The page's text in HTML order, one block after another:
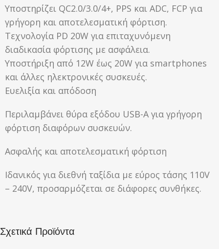
Υποστηρίζει QC2.0/3.0/4+, PPS και ADC, FCP για
γρήγορη και αποτελεσματική φόρτιση.
Τεχνολογία PD 20W για επιταχυνόμενη
διαδικασία φόρτισης με ασφάλεια.
Υποστήριξη από 12W έως 20W για smartphones
και άλλες ηλεκτρονικές συσκευές.
Ευελιξία και απόδοση
Περιλαμβάνει θύρα εξόδου USB-A για γρήγορη
φόρτιση διαφόρων συσκευών.
Ασφαλής και αποτελεσματική φόρτιση
Ιδανικός για διεθνή ταξίδια με εύρος τάσης 110V
– 240V, προσαρμόζεται σε διάφορες συνθήκες.
Σχετικά Προϊόντα